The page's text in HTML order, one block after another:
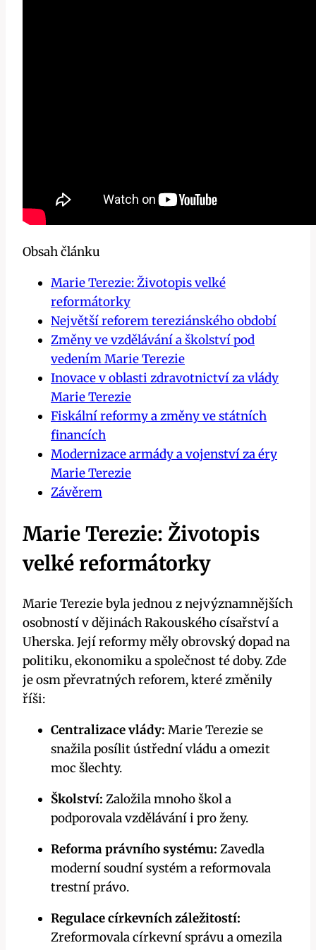
Obsah článku
Marie Terezie: Životopis velké
reformátorky
Největší reforem tereziánského období
Změny ve vzdělávání a školství pod
vedením Marie Terezie
Inovace v oblasti zdravotnictví za vlády
Marie Terezie
Fiskální reformy a změny ve státních
financích
Modernizace armády a vojenství za éry
Marie Terezie
Závěrem
Marie Terezie: Životopis
velké reformátorky
Marie Terezie byla jednou z nejvýznamnějších
osobností v dějinách Rakouského císařství a
Uherska. Její reformy měly obrovský dopad na
politiku, ekonomiku a společnost té doby. Zde
je osm převratných reforem, které změnily
říši:
Centralizace vlády: Marie Terezie se
snažila posílit ústřední vládu a omezit
moc šlechty.
Školství: Založila mnoho škol a
podporovala vzdělávání i pro ženy.
Reforma právního systému: Zavedla
moderní soudní systém a reformovala
trestní právo.
Regulace církevních záležitostí:
Zreformovala církevní správu a omezila